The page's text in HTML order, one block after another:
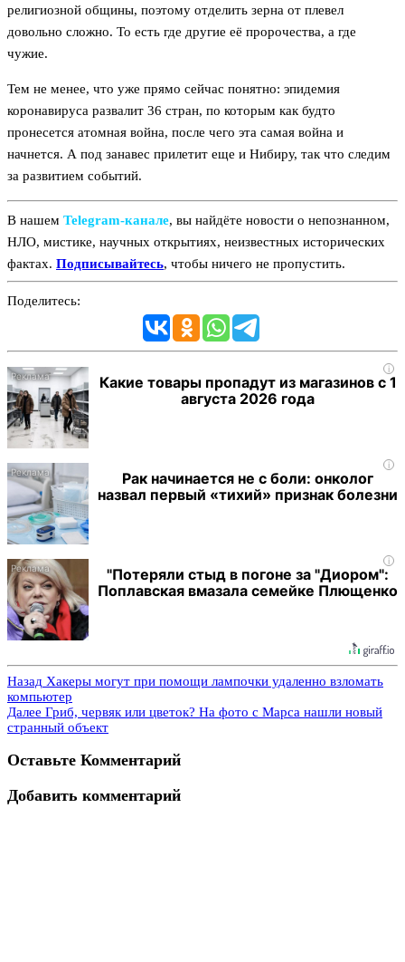
религиозной общины, поэтому отделить зерна от плевел
довольно сложно. То есть где другие её пророчества, а где
чужие.
Тем не менее, что уже прямо сейчас понятно: эпидемия
коронавируса развалит 36 стран, по которым как будто
пронесется атомная война, после чего эта самая война и
начнется. А под занавес прилетит еще и Нибиру, так что следим
за развитием событий.
В нашем Telegram‑канале, вы найдёте новости о непознанном,
НЛО, мистике, научных открытиях, неизвестных исторических
фактах. Подписывайтесь, чтобы ничего не пропустить.
Поделитесь:
i
Какие товары пропадут из магазинов с 1
августа 2026 года
i
Рак начинается не с боли: онколог
назвал первый «тихий» признак болезни
i
"Потеряли стыд в погоне за "Диором":
Поплавская вмазала семейке Плющенко
Назад Хакеры могут при помощи лампочки удаленно взломать
компьютер
Далее Гриб, червяк или цветок? На фото с Марса нашли новый
странный объект
Оставьте Комментарий
Добавить комментарий